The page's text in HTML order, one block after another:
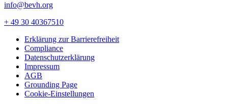
info@bevh.org
+ 49 30 40367510
Erklärung zur Barrierefreiheit
Compliance
Datenschutzerklärung
Impressum
AGB
Grounding Page
Cookie-Einstellungen